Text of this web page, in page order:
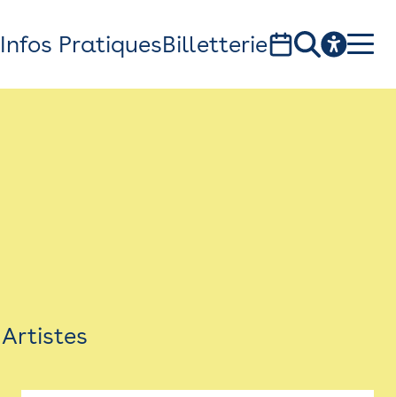
Infos PratiquesBilletterie
1, av. du Chateau d'eau - 31300 Toulouse
Artistes